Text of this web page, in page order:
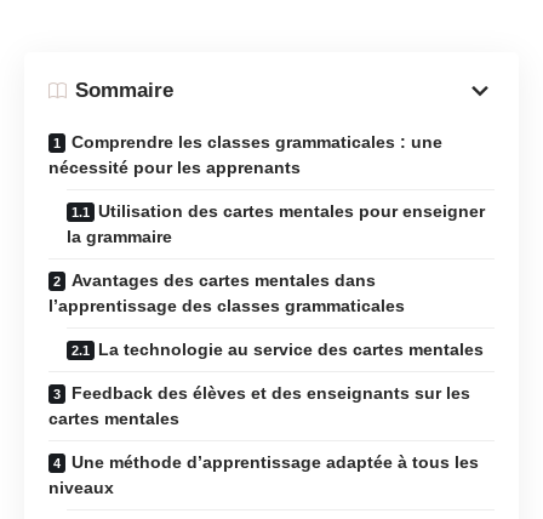
Sommaire
Comprendre les classes grammaticales : une
nécessité pour les apprenants
Utilisation des cartes mentales pour enseigner
la grammaire
Avantages des cartes mentales dans
l’apprentissage des classes grammaticales
La technologie au service des cartes mentales
Feedback des élèves et des enseignants sur les
cartes mentales
Une méthode d’apprentissage adaptée à tous les
niveaux